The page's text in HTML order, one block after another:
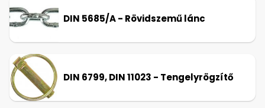
DIN 5685/A - Rövidszemű lánc
DIN 6799, DIN 11023 - Tengelyrögzítő